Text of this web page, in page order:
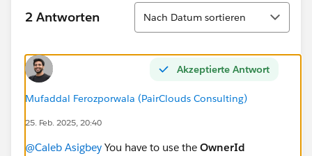
2 Antworten
Sortieren
Nach Datum sortieren
Akzeptierte Antwort
Mufaddal Ferozporwala (PairClouds Consulting)
25. Feb. 2025, 20:40
@Caleb Asigbey You have to use the OwnerId